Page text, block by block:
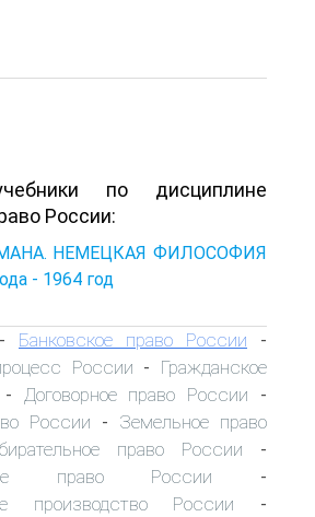
по дисциплине
России:
НЕМЕЦКАЯ ФИЛОСОФИЯ
- 1964 год
Банковское право России -
России - Гражданское
- Договорное право России -
России - Земельное право
право России -
право России -
производство России -